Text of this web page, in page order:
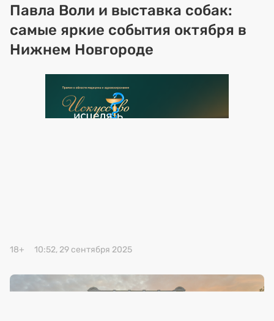
Здоровье
BORЩ
Премия 2026 (текущая)
Премия 2025
Павла Воли и выставка собак:
самые яркие события октября в
Нижнем Новгороде
18+ 10:52, 29 сентября 2025